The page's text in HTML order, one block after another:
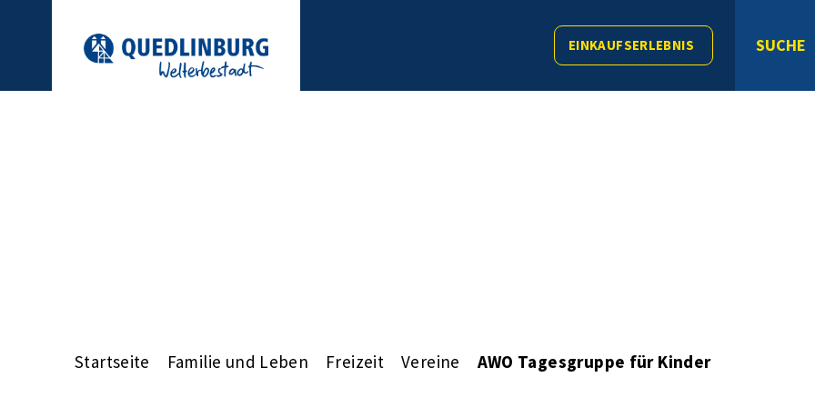
EINKAUFSERLEBNIS SUCHE
Startseite Familie und Leben Freizeit Vereine AWO Tagesgruppe für Kinder